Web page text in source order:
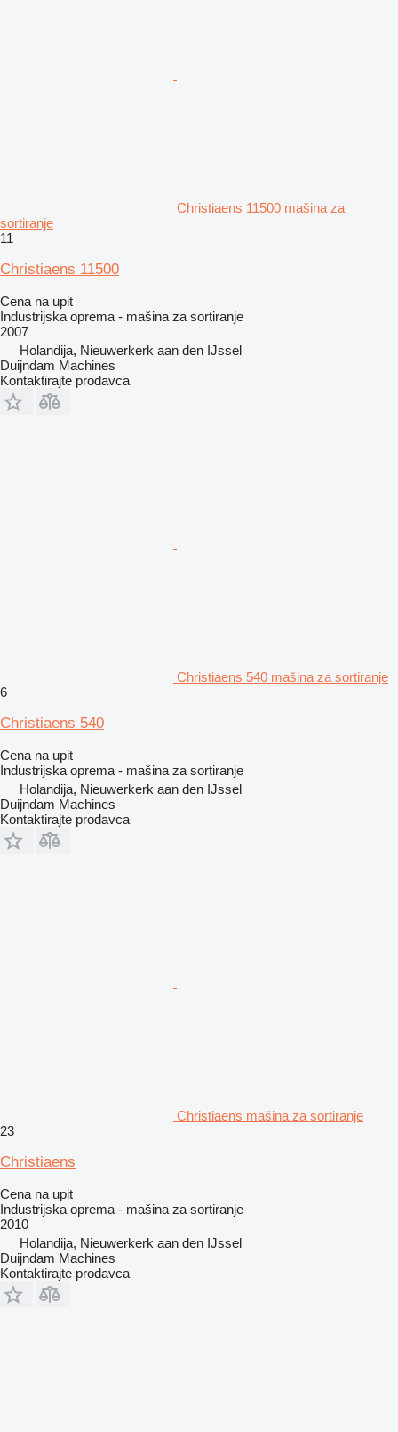
Christiaens 11500 mašina za
sortiranje
11
Christiaens 11500
Cena na upit
Industrijska oprema - mašina za sortiranje
2007
Holandija, Nieuwerkerk aan den IJssel
Duijndam Machines
Kontaktirajte prodavca
Christiaens 540 mašina za sortiranje
6
Christiaens 540
Cena na upit
Industrijska oprema - mašina za sortiranje
Holandija, Nieuwerkerk aan den IJssel
Duijndam Machines
Kontaktirajte prodavca
Christiaens mašina za sortiranje
23
Christiaens
Cena na upit
Industrijska oprema - mašina za sortiranje
2010
Holandija, Nieuwerkerk aan den IJssel
Duijndam Machines
Kontaktirajte prodavca